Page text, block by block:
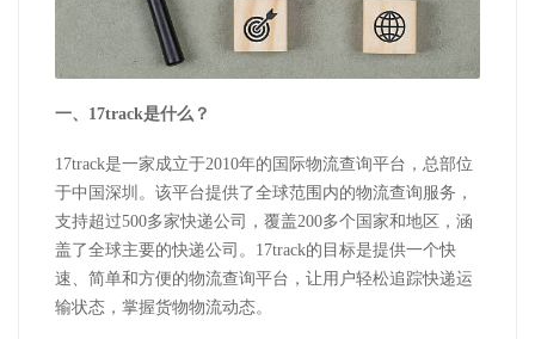
一、17track是什么？
17track是一家成立于2010年的国际物流查询平台，总部位
于中国深圳。该平台提供了全球范围内的物流查询服务，
支持超过500多家快递公司，覆盖200多个国家和地区，涵
盖了全球主要的快递公司。17track的目标是提供一个快
速、简单和方便的物流查询平台，让用户轻松追踪快递运
输状态，掌握货物物流动态。